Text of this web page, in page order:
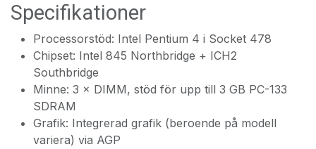
Specifikationer
Processorstöd: Intel Pentium 4 i Socket 478
Chipset: Intel 845 Northbridge + ICH2
Southbridge
Minne: 3 × DIMM, stöd för upp till 3 GB PC-133
SDRAM
Grafik: Integrerad grafik (beroende på modell
variera) via AGP